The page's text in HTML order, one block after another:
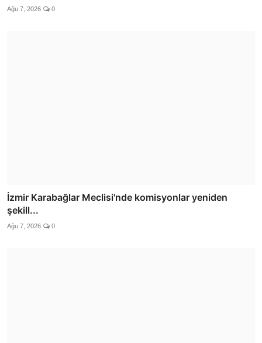
Ağu 7, 2026 0
İzmir Karabağlar Meclisi'nde komisyonlar yeniden
şekill...
Ağu 7, 2026 0